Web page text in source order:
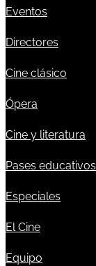
Eventos
Directores
Cine clásico
Ópera
Cine y literatura
Pases educativos
Especiales
El Cine
Equipo